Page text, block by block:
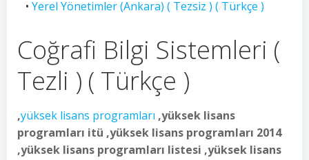
• Yerel Yönetimler (Ankara) ( Tezsiz ) ( Türkçe )
Coğrafi Bilgi Sistemleri (
Tezli ) ( Türkçe )
,yüksek lisans programları ,yüksek lisans
programları itü ,yüksek lisans programları 2014
,yüksek lisans programları listesi ,yüksek lisans